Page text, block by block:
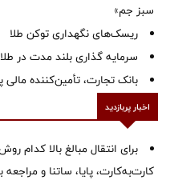
سبز جم»
ریسک‌های نگهداری توکن طلا
سرمایه گذاری بلند مدت در
بانک تجارت، تأمین‌کننده مالی پروژه
اخبار پربازدید
برای انتقال مبالغ بالا کدام
کارت‌به‌کارت، پایا، ساتنا و